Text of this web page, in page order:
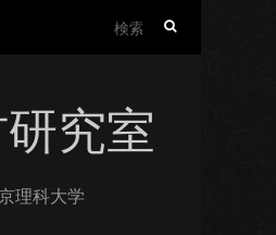
究室
理科大学